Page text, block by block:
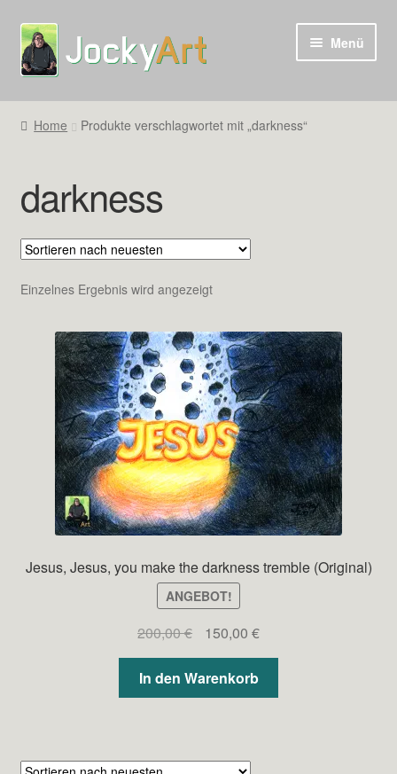
Zur
Navigation
springen
Zum
Inhalt
springen
Menü
Home Produkte verschlagwortet mit „darkness“
darkness
Einzelnes Ergebnis wird angezeigt
Jesus, Jesus, you make the darkness tremble (Original)
ANGEBOT!
200,00€
Ursprünglicher
Preis
war:
200,00 €
150,00 €Aktueller
Preis
ist:
150,00 €.
In den Warenkorb